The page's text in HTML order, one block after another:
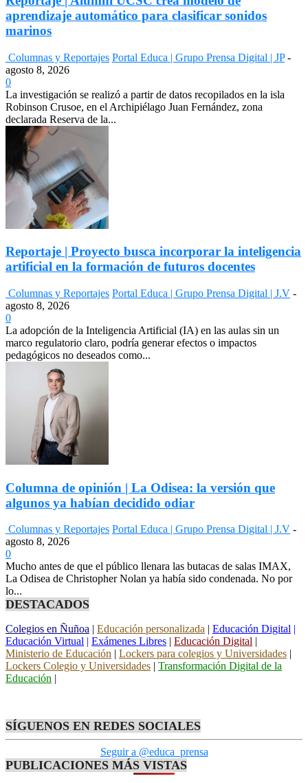
aprendizaje automático para clasificar sonidos
marinos
Columnas y Reportajes Portal Educa | Grupo Prensa Digital | JP -
agosto 8, 2026
0
La investigación se realizó a partir de datos recopilados en la isla
Robinson Crusoe, en el Archipiélago Juan Fernández, zona
declarada Reserva de la...
Reportaje | Proyecto busca incorporar la inteligencia
artificial en la formación de futuros docentes
Columnas y Reportajes Portal Educa | Grupo Prensa Digital | J.V -
agosto 8, 2026
0
La adopción de la Inteligencia Artificial (IA) en las aulas sin un
marco regulatorio claro, podría generar efectos o impactos
pedagógicos no deseados como...
Columna de opinión | La Odisea: la versión que
algunos ya habían decidido odiar
Columnas y Reportajes Portal Educa | Grupo Prensa Digital | J.V -
agosto 8, 2026
0
Mucho antes de que el público llenara las butacas de salas IMAX,
La Odisea de Christopher Nolan ya había sido condenada. No por
lo...
DESTACADOS
Colegios en Ñuñoa | Educación personalizada | Educación Digital |
Educación Virtual | Exámenes Libres | Educación Digital |
Ministerio de Educación | Lockers para colegios y Universidades |
Lockers Colegio y Universidades | Transformación Digital de la
Educación |
SÍGUENOS EN REDES SOCIALES
Seguir a @educa_prensa
PUBLICACIONES MÁS VISTAS